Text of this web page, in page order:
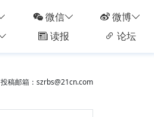
微信
微博
读报 论坛
投稿邮箱：szrbs@21cn.com